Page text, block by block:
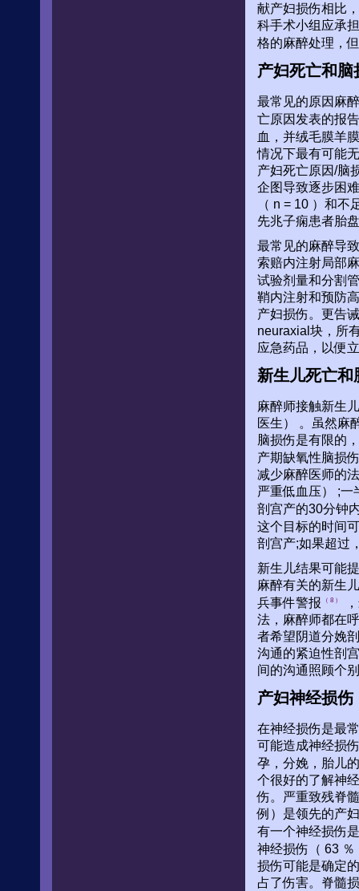
献产妇损伤相比
科手术小组应承
格的麻醉处理，
产妇死亡和脑
最常见的原因麻
亡原因发表的报告
血，并绒毛膜羊
情况下最有可能
产妇死亡原因/脑
企图导致逐步困
（ n = 10 ）和
先兆子痫患者胎
最常见的麻醉导
索赔内注射局部
试验剂量和分割
鞘内注射和预防
产妇损伤。更告
neuraxial块，所
应急药品，以便
新生儿死亡和
麻醉师接触新生
医生） 。虽然麻
脑损伤是有限的
产期缺氧性脑损伤
减少麻醉医师的
严重低血压） ;一
剖宫产的30分钟
这个目标的时间
剖宫产;如果超过
新生儿结果可能
麻醉有关的新生
兵事件警报
（ 8 ）
法，麻醉师都在
者希望阴道分娩
沟通的紧迫性剖
间的沟通照顾个
产妇神经损伤
在神经损伤是最
可能造成神经损
孕，分娩，胎儿
个很好的了解神
伤。严重致残脊
例）是领先的产
有一个神经损伤
神经损伤（ 63
损伤可能是确定
占了伤害。脊髓